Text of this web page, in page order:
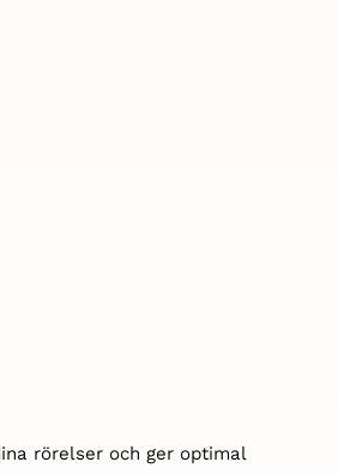
rörelser och ger optimal